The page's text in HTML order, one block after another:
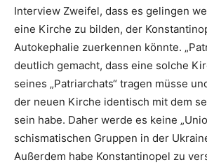
Interview Zweifel, dass es gelingen
eine Kirche zu bilden, der
Autokephalie zuerkennen könnte.
deutlich gemacht, dass eine solche
seines „Patriarchats“ tragen müsse
der neuen Kirche identisch mit dem
sein habe. Daher werde es keine
schismatischen Gruppen in der
Außerdem habe Konstantinopel zu